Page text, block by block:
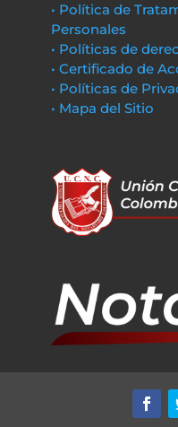
• Política de
Personales
• Políticas de
• Certificado de
• Políticas de
• Mapa del Sitio